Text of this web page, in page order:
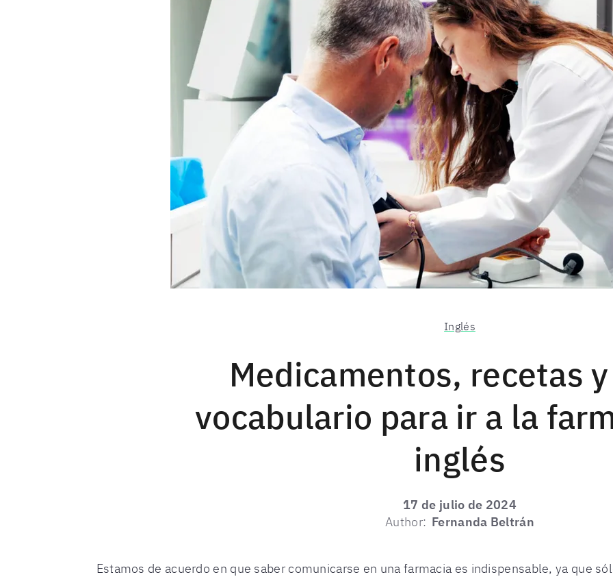
Inglés
Medicamentos, recetas
vocabulario para ir a la
inglés
17 de julio de 2024
Author: Fernanda Beltrán
Estamos de acuerdo en que saber comunicarse en una farmacia es indispensable, ya que